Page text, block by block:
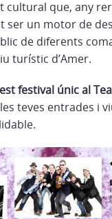
cultural que, any
ser un motor de
de diferents
turístic d’Amer.
festival únic al
teves entrades i